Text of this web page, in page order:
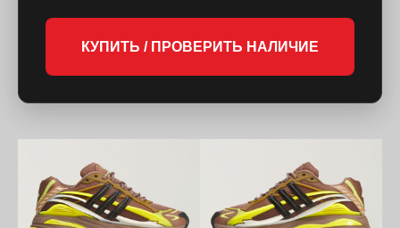
КУПИТЬ / ПРОВЕРИТЬ НАЛИЧИЕ